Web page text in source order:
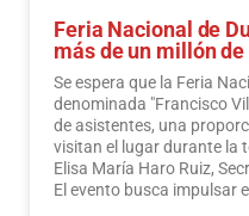
Feria Nacional de
más de un millón
Se espera que la Feria
denominada "Francisco
de asistentes, una
visitan el lugar durante la
Elisa María Haro Ruiz,
El evento busca impulsar